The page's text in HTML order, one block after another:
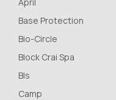
Base Protection
Bio-Circle
Block Crai Spa
Bls
Camp